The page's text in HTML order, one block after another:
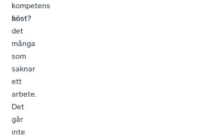
kompetens
är
det
många
som
saknar
ett
arbete.
Det
går
inte
i
höst?